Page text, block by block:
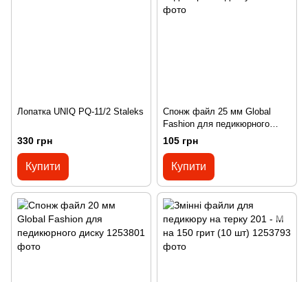
Лопатка UNIQ PQ-11/2 Staleks
330 грн
Купити
Спонж файл 25 мм Global
Fashion для педикюрного
диску
105 грн
Купити